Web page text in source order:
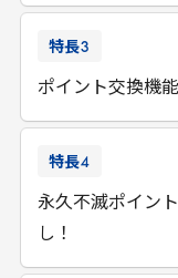
特長3
ポイント交換機
特長4
永久不滅ポイン
し！